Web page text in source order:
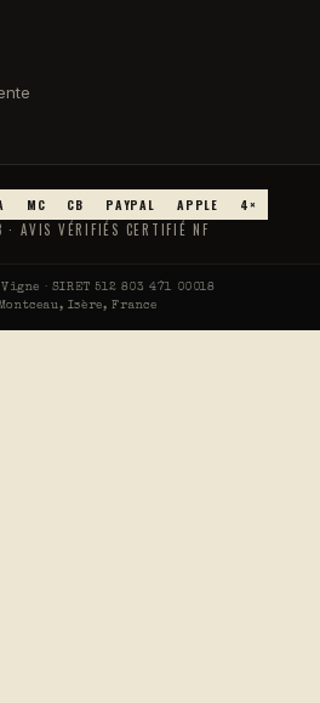
MC CB PAYPAL APPLE 4×
AVIS VÉRIFIÉS CERTIFIÉ NF
· SIRET 512 803 471 00018
Isère, France